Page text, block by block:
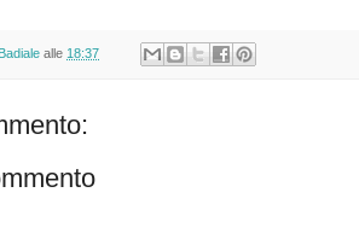
alle 18:37